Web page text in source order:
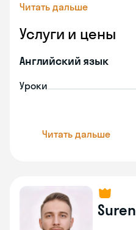
Читать дальше
Услуги и цены
Английский язык
Уроки
Читать дальше
Suren